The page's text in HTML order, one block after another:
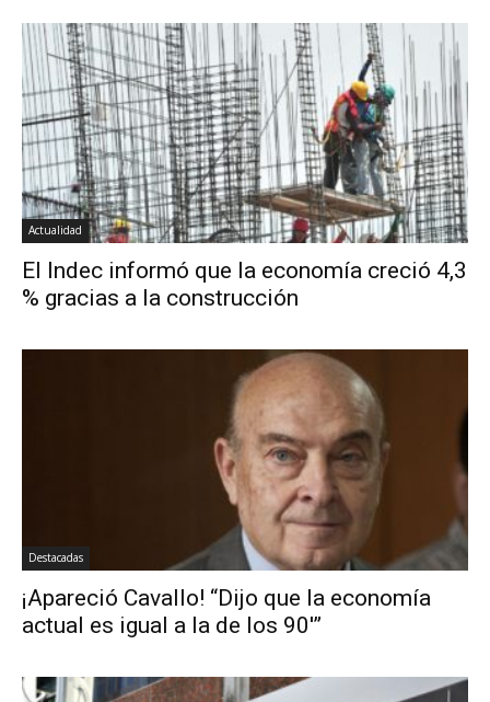
Actualidad
El Indec informó que la economía creció 4,3
% gracias a la construcción
Destacadas
¡Apareció Cavallo! “Dijo que la economía
actual es igual a la de los 90′”